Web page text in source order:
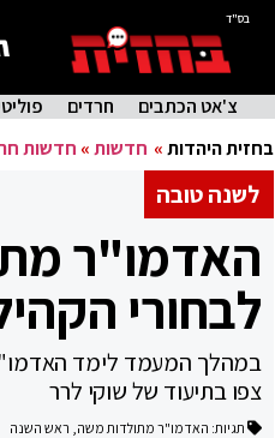
בס"ד
צ'אט הכתבים חרדים
בחזית היהדות» חדשות» חדשות
לשנה טובה
האדמו"ר
לבחורי
במהלך המעמד לימד
צפו בתיעוד של שוקי לרר
תגיות: האדמו"ר מתולדות משה, ראש השנה